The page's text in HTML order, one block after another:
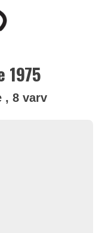
1975
, 8 varv